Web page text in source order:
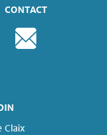
CONTACT
Claix